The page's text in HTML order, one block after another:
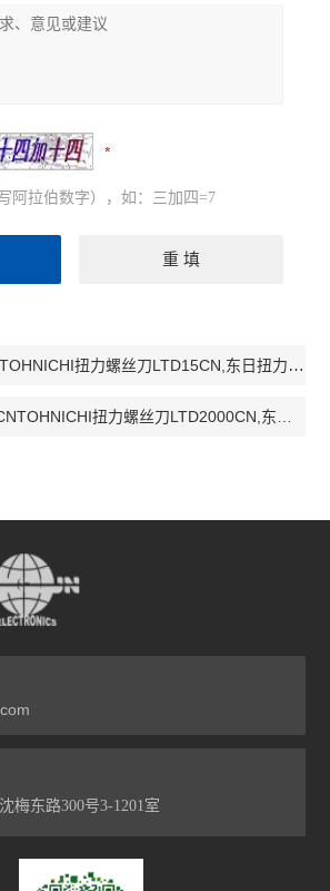
阿拉伯数字），如：三加四=7
扭力螺丝刀LTD15CN,东日扭力螺丝刀LTD15CN，LTD15CN
扭力螺丝刀LTD2000CN,东日扭力螺丝刀LTD2000CN，LTD2000CN
梅东路300号3-1201室